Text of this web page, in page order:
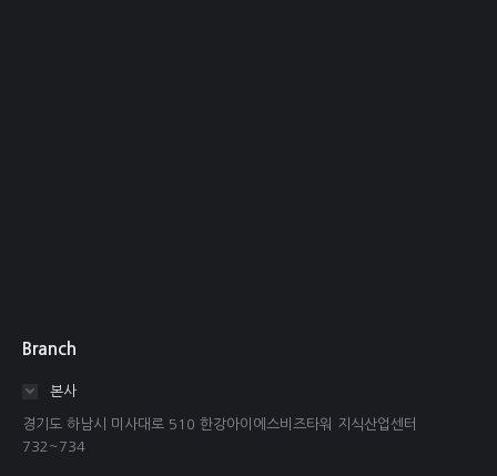
Branch
본사
경기도 하남시 미사대로 510 한강아이에스비즈타워 지식산업센터
732~734